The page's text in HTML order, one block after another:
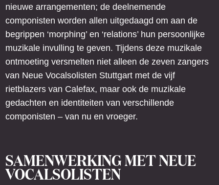
nieuwe arrangementen; de deelnemende
componisten worden allen uitgedaagd om aan de
begrippen ‘morphing’ en ‘relations’ hun persoonlijke
muzikale invulling te geven. Tijdens deze muzikale
ontmoeting versmelten niet alleen de zeven zangers
van Neue Vocalsolisten Stuttgart met de vijf
rietblazers van Calefax, maar ook de muzikale
gedachten en identiteiten van verschillende
componisten – van nu en vroeger.
SAMENWERKING MET NEUE
VOCALSOLISTEN